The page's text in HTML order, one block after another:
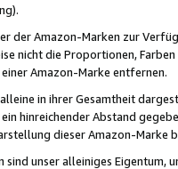
der Amazon-Marken zur
nicht die Proportionen,
Amazon-Marke entfernen.
in ihrer Gesamtheit
hinreichender Abstand
dieser Amazon-Marke
sind unser alleiniges